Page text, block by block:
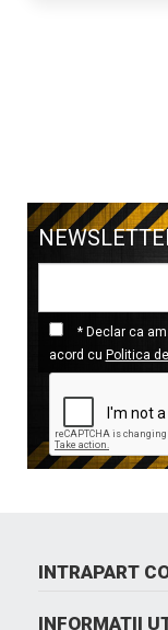
* Declar ca
acord cu Politica
INTRAPART
INFORMATII